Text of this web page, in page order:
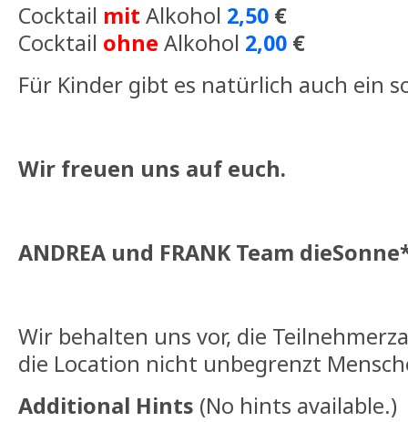
Cocktail mit Alkohol 2,50 €
Cocktail ohne Alkohol 2,00 €
Für Kinder gibt es natürlich auch ein
Wir freuen uns auf euch.
ANDREA und FRANK Team
Wir behalten uns vor, die
die Location nicht unbegrenzt
Additional Hints (No hints available.)